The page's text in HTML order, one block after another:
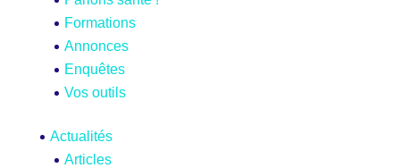
Formations
Annonces
Enquêtes
Vos outils
Actualités
Articles